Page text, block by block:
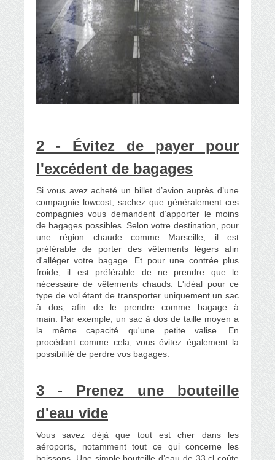
2 - Évitez de payer pour
l'excédent de bagages
Si vous avez acheté un billet d’avion auprès d’une
compagnie lowcost , sachez que généralement ces
compagnies vous demandent d’apporter le moins
de bagages possibles. Selon votre destination, pour
une région chaude comme Marseille, il est
préférable de porter des vêtements légers afin
d'alléger votre bagage. Et pour une contrée plus
froide, il est préférable de ne prendre que le
nécessaire de vêtements chauds. L'idéal pour ce
type de vol étant de transporter uniquement un sac
à dos, afin de le prendre comme bagage à
main. Par exemple, un sac à dos de taille moyen a
la même capacité qu'une petite valise. En
procédant comme cela, vous évitez également la
possibilité de perdre vos bagages.
3 - Prenez une bouteille
d'eau vide
Vous savez déjà que tout est cher dans les
aéroports, notamment tout ce qui concerne les